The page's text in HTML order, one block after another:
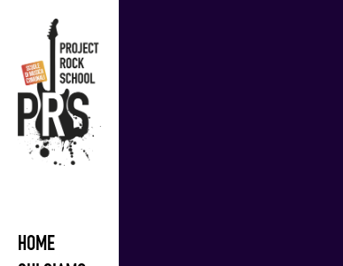
HOME